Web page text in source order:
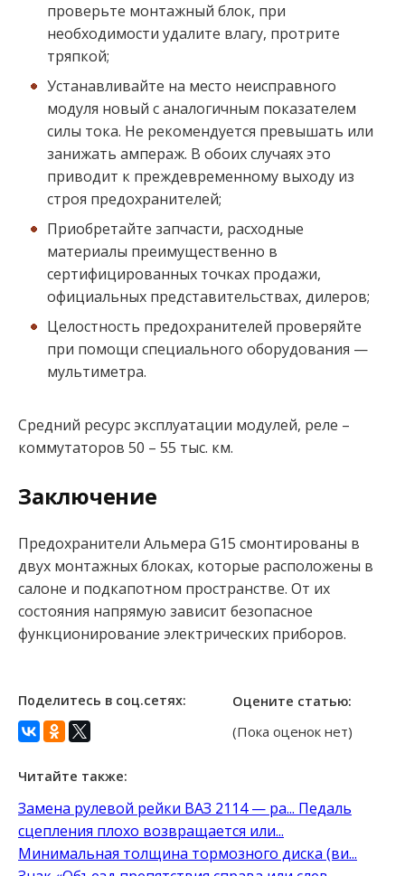
проверьте монтажный блок, при
необходимости удалите влагу, протрите
тряпкой;
Устанавливайте на место неисправного
модуля новый с аналогичным показателем
силы тока. Не рекомендуется превышать или
занижать ампераж. В обоих случаях это
приводит к преждевременному выходу из
строя предохранителей;
Приобретайте запчасти, расходные
материалы преимущественно в
сертифицированных точках продажи,
официальных представительствах, дилеров;
Целостность предохранителей проверяйте
при помощи специального оборудования —
мультиметра.
Средний ресурс эксплуатации модулей, реле –
коммутаторов 50 – 55 тыс. км.
Заключение
Предохранители Альмера G15 смонтированы в
двух монтажных блоках, которые расположены в
салоне и подкапотном пространстве. От их
состояния напрямую зависит безопасное
функционирование электрических приборов.
Поделитесь в соц.сетях: Оцените статью:
(Пока оценок нет)
Читайте также:
Замена рулевой рейки ВАЗ 2114 — ра... Педаль
сцепления плохо возвращается или...
Минимальная толщина тормозного диска (ви...